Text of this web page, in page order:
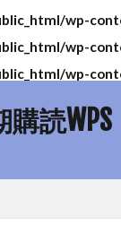
wp-
wp-
wp-
購読WPS